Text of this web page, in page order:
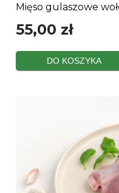
Mięso gulaszowe
55,00 zł
DO KOSZYKA